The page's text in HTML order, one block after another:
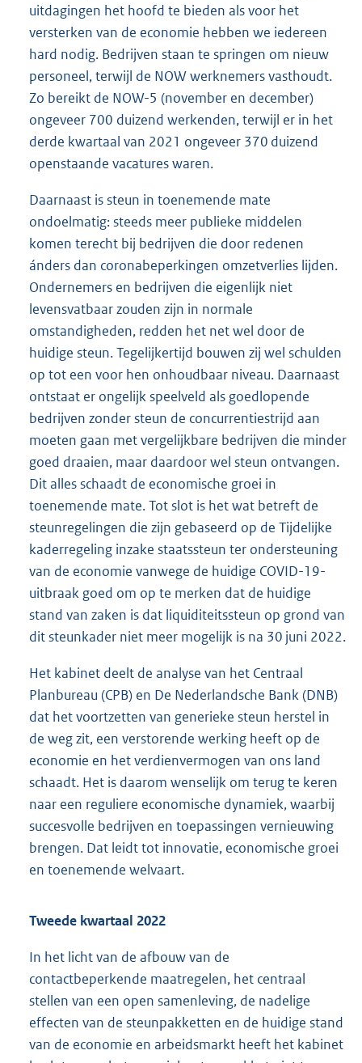
uitdagingen het hoofd te bieden als voor het
versterken van de economie hebben we iedereen
hard nodig. Bedrijven staan te springen om nieuw
personeel, terwijl de NOW werknemers vasthoudt.
Zo bereikt de NOW-5 (november en december)
ongeveer 700 duizend werkenden, terwijl er in het
derde kwartaal van 2021 ongeveer 370 duizend
openstaande vacatures waren.
Daarnaast is steun in toenemende mate
ondoelmatig: steeds meer publieke middelen
komen terecht bij bedrijven die door redenen
ánders dan coronabeperkingen omzetverlies lijden.
Ondernemers en bedrijven die eigenlijk niet
levensvatbaar zouden zijn in normale
omstandigheden, redden het net wel door de
huidige steun. Tegelijkertijd bouwen zij wel schulden
op tot een voor hen onhoudbaar niveau. Daarnaast
ontstaat er ongelijk speelveld als goedlopende
bedrijven zonder steun de concurrentiestrijd aan
moeten gaan met vergelijkbare bedrijven die minder
goed draaien, maar daardoor wel steun ontvangen.
Dit alles schaadt de economische groei in
toenemende mate. Tot slot is het wat betreft de
steunregelingen die zijn gebaseerd op de Tijdelijke
kaderregeling inzake staatssteun ter ondersteuning
van de economie vanwege de huidige COVID-19-
uitbraak goed om op te merken dat de huidige
stand van zaken is dat liquiditeitssteun op grond van
dit steunkader niet meer mogelijk is na 30 juni 2022.
Het kabinet deelt de analyse van het Centraal
Planbureau (CPB) en De Nederlandsche Bank (DNB)
dat het voortzetten van generieke steun herstel in
de weg zit, een verstorende werking heeft op de
economie en het verdienvermogen van ons land
schaadt. Het is daarom wenselijk om terug te keren
naar een reguliere economische dynamiek, waarbij
succesvolle bedrijven en toepassingen vernieuwing
brengen. Dat leidt tot innovatie, economische groei
en toenemende welvaart.
Tweede kwartaal 2022
In het licht van de afbouw van de
contactbeperkende maatregelen, het centraal
stellen van een open samenleving, de nadelige
effecten van de steunpakketten en de huidige stand
van de economie en arbeidsmarkt heeft het kabinet